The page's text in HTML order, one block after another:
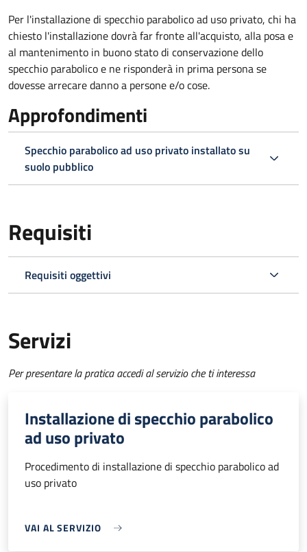
Per l'installazione di specchio parabolico ad uso privato, chi ha
chiesto l'installazione dovrà far fronte all'acquisto, alla posa e
al mantenimento in buono stato di conservazione dello
specchio parabolico e ne risponderà in prima persona se
dovesse arrecare danno a persone e/o cose.
Approfondimenti
Specchio parabolico ad uso privato installato su
suolo pubblico
Requisiti
Requisiti oggettivi
Servizi
Per presentare la pratica accedi al servizio che ti interessa
Installazione di specchio parabolico
ad uso privato
Procedimento di installazione di specchio parabolico ad
uso privato
VAI AL SERVIZIO